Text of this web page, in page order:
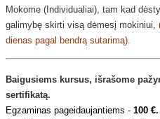
Mokome (Individualiai), tam kad
galimybę skirti visą dėmesį mokiniui,
dienas pagal bendrą sutarimą).
Baigusiems kursus, išrašome
sertifikatą.
Egzaminas pageidaujantiems - 100 €.